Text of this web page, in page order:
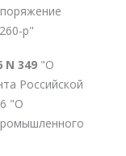
р"
N 349 "О
Российской
"О